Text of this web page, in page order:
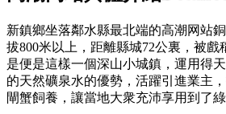
新鎮鄉坐落鄰水縣最北端的高潮网站
拔800米以上，距離縣城72公裏，被戲
是便是這樣一個深山小城鎮，運用得
的天然礦泉水的優勢，活躍引進業主
閘蟹飼養，讓當地大衆充沛享用到了